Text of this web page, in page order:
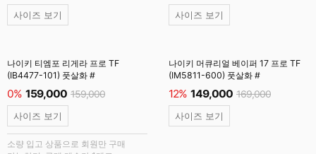
사이즈 보기 사이즈 보기
나이키 티엠포 리게라 프로 TF
(IB4477-101) 풋살화 #
0% 159,000 159,000
사이즈 보기
소량 입고 상품으로 회원만 구매
나이키 머큐리얼 베이퍼 17 프로 TF
(IM5811-600) 풋살화 #
12% 149,000 169,000
사이즈 보기